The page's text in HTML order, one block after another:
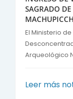
SAGRADO
El Ministerio
Arqueológico
Leer más